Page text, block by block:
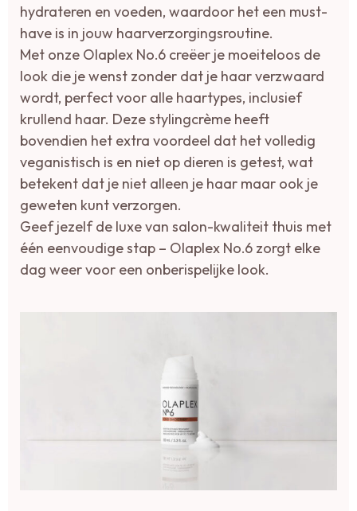
hydrateren en voeden, waardoor het een must-
have is in jouw haarverzorgingsroutine.
Met onze Olaplex No.6 creëer je moeiteloos de
look die je wenst zonder dat je haar verzwaard
wordt, perfect voor alle haartypes, inclusief
krullend haar. Deze stylingcrème heeft
bovendien het extra voordeel dat het volledig
veganistisch is en niet op dieren is getest, wat
betekent dat je niet alleen je haar maar ook je
geweten kunt verzorgen.
Geef jezelf de luxe van salon-kwaliteit thuis met
één eenvoudige stap – Olaplex No.6 zorgt elke
dag weer voor een onberispelijke look.